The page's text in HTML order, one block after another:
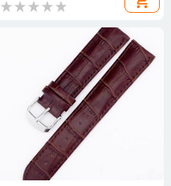
λουράκι ρολογιού σιλικόνης